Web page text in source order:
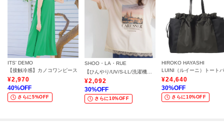
ITS' DEMO
【接触冷感】カノコワンピース
¥2,970
40%OFF
さらに5%OFF
SHOO・LA・RUE
¥2,092
30%OFF
さらに10%OFF
HIROKO HAYASHI
¥24,640
30%OFF
さらに10%OFF